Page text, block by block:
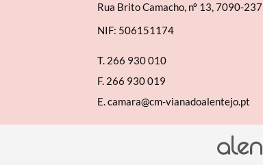
Rua Brito Camacho, nº 13, 7090-237
NIF: 506151174
T. 266 930 010
F. 266 930 019
E.camara@cm-vianadoalentejo.pt